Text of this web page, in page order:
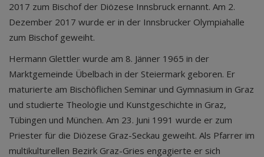
2017 zum Bischof der Diözese Innsbruck ernannt. Am 2.
Dezember 2017 wurde er in der Innsbrucker Olympiahalle
zum Bischof geweiht.
Hermann Glettler wurde am 8. Jänner 1965 in der
Marktgemeinde Übelbach in der Steiermark geboren. Er
maturierte am Bischöflichen Seminar und Gymnasium in Graz
und studierte Theologie und Kunstgeschichte in Graz,
Tübingen und München. Am 23. Juni 1991 wurde er zum
Priester für die Diözese Graz-Seckau geweiht. Als Pfarrer im
multikulturellen Bezirk Graz-Gries engagierte er sich